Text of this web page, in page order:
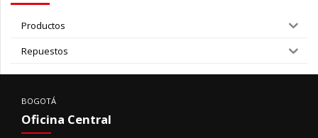
Productos
Repuestos
BOGOTÁ
Oficina Central